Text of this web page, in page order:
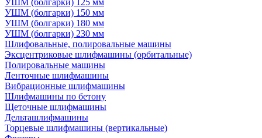
УШМ (болгарки) 125 мм
УШМ (болгарки) 150 мм
УШМ (болгарки) 180 мм
УШМ (болгарки) 230 мм
Шлифовальные, полировальные машины
Эксцентриковые шлифмашины (орбитальные)
Полировальные машины
Ленточные шлифмашины
Вибрационные шлифмашины
Шлифмашины по бетону
Щеточные шлифмашины
Дельташлифмашины
Торцевые шлифмашины (вертикальные)